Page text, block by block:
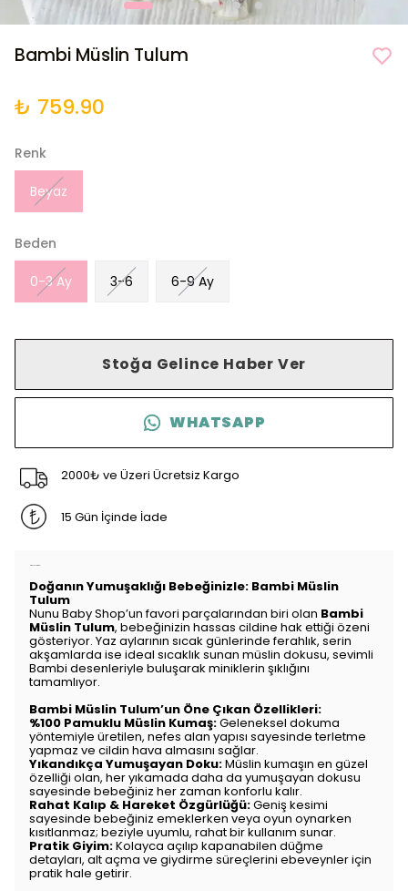
Bambi Müslin Tulum
₺ 759.90
Renk
Beyaz
Beden
0-3 Ay 3-6 6-9 Ay
Stoğa Gelince Haber Ver
WHATSAPP
2000₺ ve Üzeri Ücretsiz Kargo
15 Gün İçinde İade
Doğanın Yumuşaklığı Bebeğinizle: Bambi Müslin
Tulum
Nunu Baby Shop’un favori parçalarından biri olan Bambi
Müslin Tulum, bebeğinizin hassas cildine hak ettiği özeni
gösteriyor. Yaz aylarının sıcak günlerinde ferahlık, serin
akşamlarda ise ideal sıcaklık sunan müslin dokusu, sevimli
Bambi desenleriyle buluşarak miniklerin şıklığını
tamamlıyor.
Bambi Müslin Tulum’un Öne Çıkan Özellikleri:
%100 Pamuklu Müslin Kumaş:Geleneksel dokuma
yöntemiyle üretilen, nefes alan yapısı sayesinde terletme
yapmaz ve cildin hava almasını sağlar.
Yıkandıkça Yumuşayan Doku:Müslin kumaşın en güzel
özelliği olan, her yıkamada daha da yumuşayan dokusu
sayesinde bebeğiniz her zaman konforlu kalır.
Rahat Kalıp & Hareket Özgürlüğü:Geniş kesimi
sayesinde bebeğiniz emeklerken veya oyun oynarken
kısıtlanmaz; beziyle uyumlu, rahat bir kullanım sunar.
Pratik Giyim:Kolayca açılıp kapanabilen düğme
detayları, alt açma ve giydirme süreçlerini ebeveynler için
pratik hale getirir.